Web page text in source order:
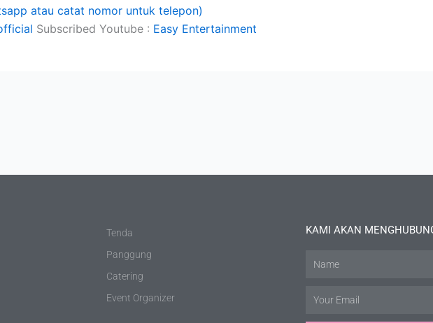
atau catat nomor untuk telepon)
Subscribed Youtube : Easy Entertainment
Tenda
Panggung
Catering
Event Organizer
KAMI AKAN
Name
Email